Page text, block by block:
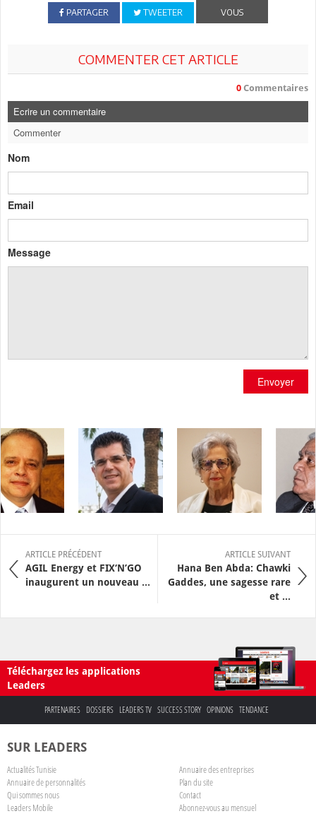
PARTAGER TWEETER
VOUS
COMMENTER CET ARTICLE
0 Commentaires
Ecrire un commentaire
Commenter
Nom
Email
Message
Envoyer
ARTICLE PRÉCÉDENT
AGIL Energy et FIX‘N’GO
inaugurent un nouveau ...
ARTICLE SUIVANT
Hana Ben Abda: Chawki
Gaddes, une sagesse rare
et ...
Téléchargez les applications
Leaders
PARTENAIRES DOSSIERS LEADERS TV SUCCESS STORY OPINIONS TENDANCE
SUR LEADERS
Actualités Tunisie
Annuaire des entreprises
Annuaire de personnalités
Plan du site
Qui sommes nous
Contact
Leaders Mobile
Abonnez-vous au mensuel